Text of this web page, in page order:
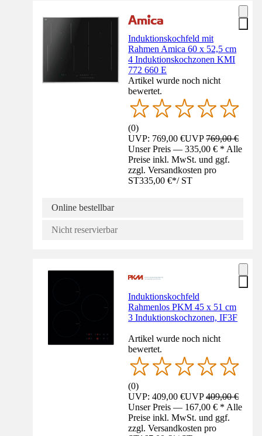
Induktionskochfeld mit
Rahmen Amica 60 x 52,5 cm
4 Induktionskochzonen KMI
772 660 E
Artikel wurde noch nicht
bewertet.
(0)
UVP: 769,00 €UVP769,00 €
Unser Preis — 335,00 € * Alle
Preise inkl. MwSt. und ggf.
zzgl. Versandkosten pro
ST335,00 €*/ ST
Online bestellbar
Nicht reservierbar
Induktionskochfeld
Rahmenlos PKM 45 x 51 cm
3 Induktionskochzonen, IF3F
Artikel wurde noch nicht
bewertet.
(0)
UVP: 409,00 €UVP409,00 €
Unser Preis — 167,00 € * Alle
Preise inkl. MwSt. und ggf.
zzgl. Versandkosten pro